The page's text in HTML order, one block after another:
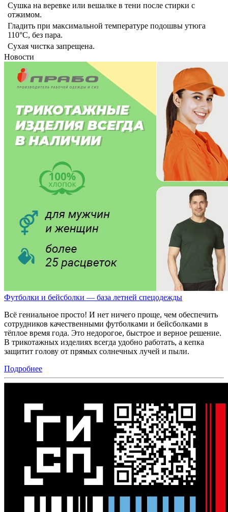
Сушка на веревке или вешалке в тени после стирки с
отжимом.
Гладить при максимальной температуре подошвы утюга
110°C, без пара.
Сухая чистка запрещена.
Новости
Футболки и бейсболки — база летней спецодежды
Всё гениальное просто! И нет ничего проще, чем обеспечить
сотрудников качественными футболками и бейсболками в
тёплое время года. Это недорогое, быстрое и верное решение.
В трикотажных изделиях всегда удобно работать, а кепка
защитит голову от прямых солнечных лучей и пыли.
Подробнее